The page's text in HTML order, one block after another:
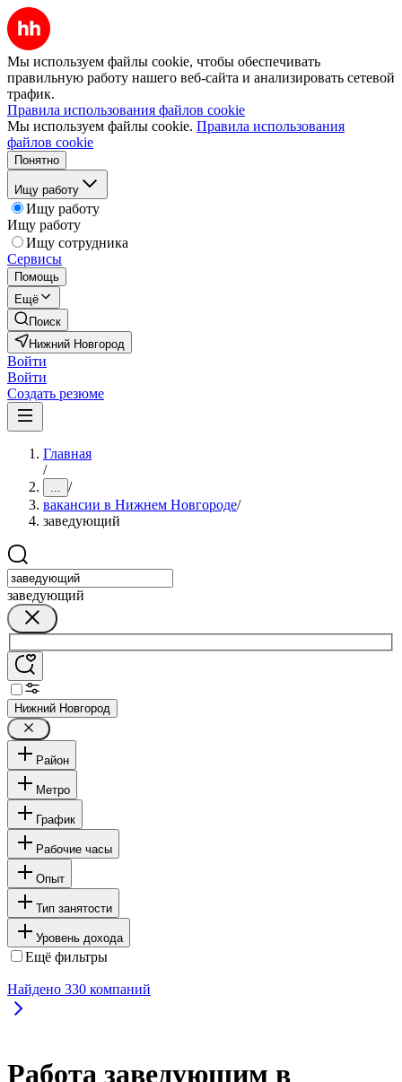
Мы используем файлы cookie, чтобы обеспечивать
правильную работу нашего веб-сайта и анализировать сетевой
трафик.
Правила использования файлов cookie
Мы используем файлы cookie. Правила использования
файлов cookie
Понятно
Ищу работу
Ищу работу
Ищу работу
Ищу сотрудника
Сервисы
Помощь
Ещё
Поиск
Нижний Новгород
Войти
Войти
Создать резюме
Главная
/
... /
вакансии в Нижнем Новгороде/
заведующий
заведующий
Нижний Новгород
Район
Метро
График
Рабочие часы
Опыт
Тип занятости
Уровень дохода
Ещё фильтры
Найдено 330 компаний
Работа заведующим в